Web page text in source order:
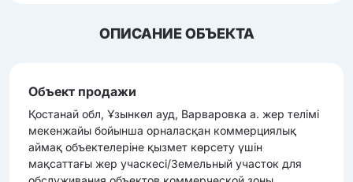
ОПИСАНИЕ ОБЪЕКТА
Объект продажи
Қостанай обл, Ұзынкөл ауд, Варваровка а. жер телімі
мекенжайы бойынша орналасқан коммерциялық
аймақ объектелеріне қызмет көрсету үшін
мақсаттағы жер учаскесі/Земельный участок для